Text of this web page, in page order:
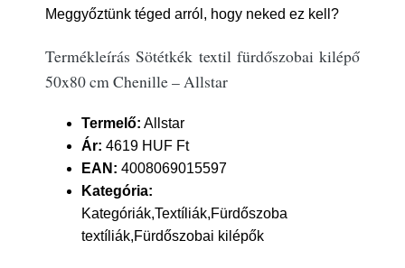
Meggyőztünk téged arról, hogy neked ez kell?
Termékleírás Sötétkék textil fürdőszobai kilépő
50x80 cm Chenille – Allstar
Termelő: Allstar
Ár: 4619 HUF Ft
EAN: 4008069015597
Kategória:
Kategóriák,Textíliák,Fürdőszoba
textíliák,Fürdőszobai kilépők